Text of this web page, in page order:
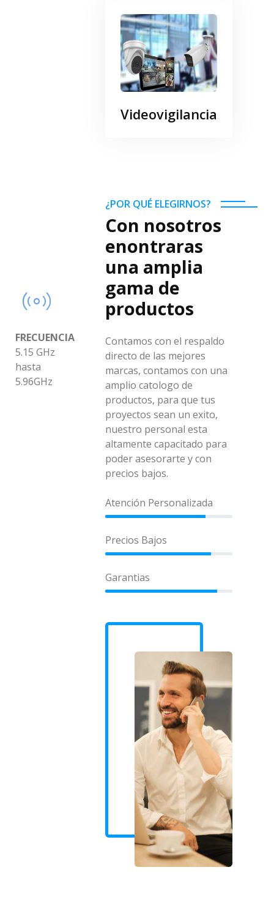
FRECUENCIA
5.15 GHz
hasta
5.96GHz
Videovigilancia
¿POR QUÉ ELEGIRNOS?
Con nosotros
enontraras
una amplia
gama de
productos
Contamos con el respaldo
directo de las mejores
marcas, contamos con una
amplio catologo de
productos, para que tus
proyectos sean un exito,
nuestro personal esta
altamente capacitado para
poder asesorarte y con
precios bajos.
Atención Personalizada
Precios Bajos
Garantias